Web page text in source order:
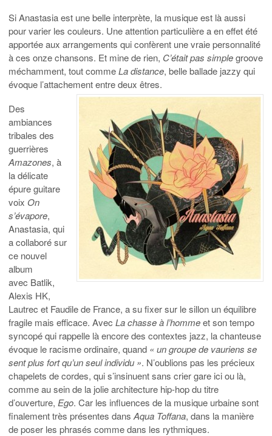
Si Anastasia est une belle interprète, la musique est là aussi
pour varier les couleurs. Une attention particulière a en effet été
apportée aux arrangements qui confèrent une vraie personnalité
à ces onze chansons. Et mine de rien, C’était pas simplegroove
méchamment, tout commeLa distance, belle ballade jazzy qui
évoque l’attachement entre deux êtres.
Des
ambiances
tribales des
guerrières
Amazones, à
la délicate
épure guitare
voix On
s’évapore,
Anastasia, qui
a collaboré sur
ce nouvel
album
avec Batlik,
Alexis HK,
Lautrec et Faudile de France, a su fixer sur le sillon un équilibre
fragile mais efficace. Avec La chasse à l’hommeet son tempo
syncopé qui rappelle là encore des contextes jazz, la chanteuse
évoque le racisme ordinaire, quand « un groupe de vauriens se
sent plus fort qu’un seul individu ». N’oublions pas les précieux
chapelets de cordes, qui s’insinuent sans crier gare ici ou là,
comme au sein de la jolie architecture hip-hop du titre
d’ouverture, Ego. Car les influences de la musique urbaine sont
finalement très présentes dans Aqua Toffana, dans la manière
de poser les phrasés comme dans les rythmiques.